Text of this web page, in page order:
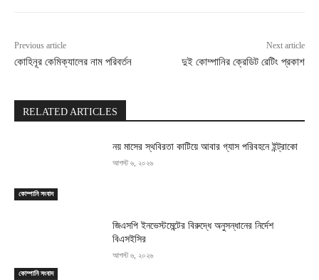
Previous article
কোহিনূর কেমিক্যালের নাম পরিবর্তন
Next article
দুই কোম্পানির ক্রেডিট রেটিং প্রকাশ
RELATED ARTICLES
কোম্পানি সংবাদ
নয় মাসের স্থবিরতা কাটিয়ে আবার গ্যাস পরিবহনে ইন্ট্রাকো
আগস্ট ৬, ২০২৬
কোম্পানি সংবাদ
জিএসপি ইনভেস্টমেন্টের বিরুদ্ধে অনুসন্ধানের নির্দেশ
বিএসইসির
আগস্ট ৬, ২০২৬